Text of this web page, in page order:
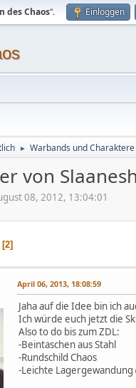
des Chaos“. Einloggen
► Warbands und Charaktere
von Slaanesh
08, 2012, 13:04:01
2
April 06, 2013, 18:08:59
Jaha auf die Idee bin ich
Ich würde euch jetzt die
Also to do bis zum ZDL:
-Beintaschen aus Stahl
-Rundschild Chaos
-Leichte Lagergewandung